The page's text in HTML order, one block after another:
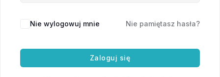
Nie wylogowuj mnie Nie pamiętasz hasła?
Zaloguj się